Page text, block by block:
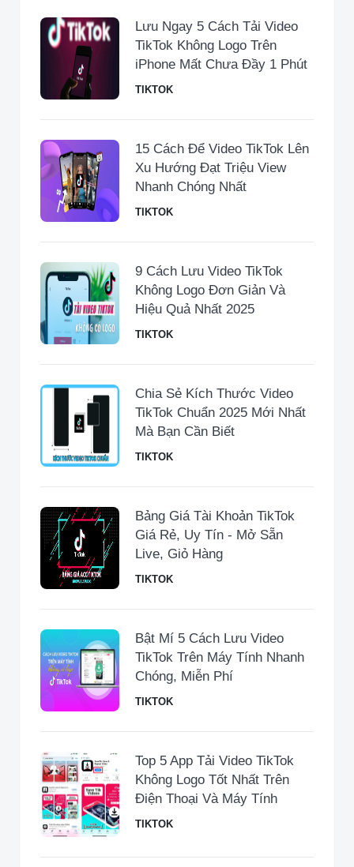
Lưu Ngay 5 Cách Tải Video
TikTok Không Logo Trên
iPhone Mất Chưa Đầy 1 Phút
TIKTOK
15 Cách Để Video TikTok Lên
Xu Hướng Đạt Triệu View
Nhanh Chóng Nhất
TIKTOK
9 Cách Lưu Video TikTok
Không Logo Đơn Giản Và
Hiệu Quả Nhất 2025
TIKTOK
Chia Sẻ Kích Thước Video
TikTok Chuẩn 2025 Mới Nhất
Mà Bạn Cần Biết
TIKTOK
Bảng Giá Tài Khoản TikTok
Giá Rẻ, Uy Tín - Mở Sẵn
Live, Giỏ Hàng
TIKTOK
Bật Mí 5 Cách Lưu Video
TikTok Trên Máy Tính Nhanh
Chóng, Miễn Phí
TIKTOK
Top 5 App Tải Video TikTok
Không Logo Tốt Nhất Trên
Điện Thoại Và Máy Tính
TIKTOK